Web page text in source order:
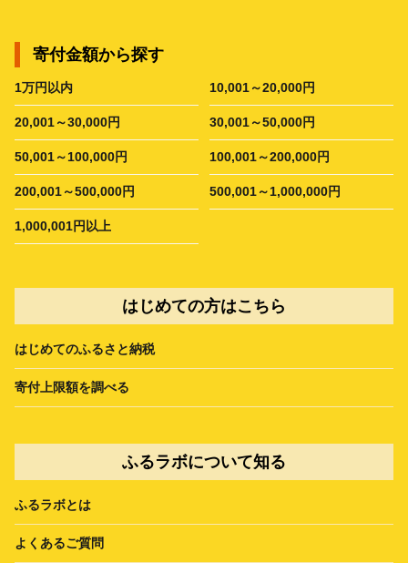
寄付金額から探す
1万円以内 10,001～20,000円
20,001～30,000円 30,001～50,000円
50,001～100,000円 100,001～200,000円
200,001～500,000円 500,001～1,000,000円
1,000,001円以上
はじめての方はこちら
はじめてのふるさと納税
寄付上限額を調べる
ふるラボについて知る
ふるラボとは
よくあるご質問